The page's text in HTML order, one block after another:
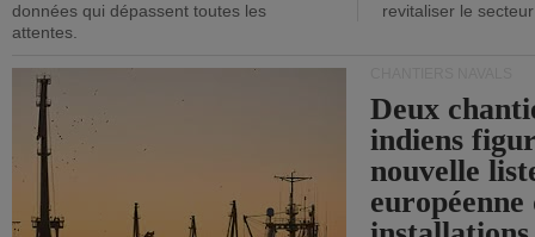
données qui dépassent toutes les
attentes.
revitaliser le secteur
Deux
indiens
nouvelle
européenne